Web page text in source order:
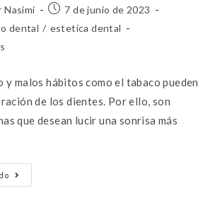
Nasimi
7 de junio de 2023
dental / estetica dental
y malos hábitos como el tabaco pueden
de los dientes. Por ello, son
que desean lucir una sonrisa más